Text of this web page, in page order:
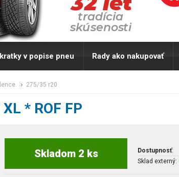
v popise pneu Rady ako nakupovať
275/35 r20
* ROF FP
Skladom 2 ks Dostupnosť:
Sklad externý: